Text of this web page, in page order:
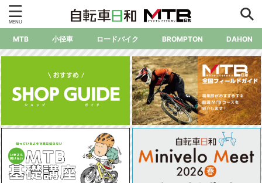
MTB 小径車 ロードバイク BROMPTON DAHON